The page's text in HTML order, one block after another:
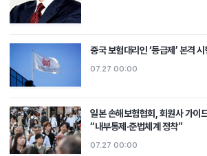
중국 보험대리인 ‘등급제’ 본격
07.27 00:00
일본 손해보험협회, 회원사 가이
“내부통제·준법체계 정착”
07.27 00:00